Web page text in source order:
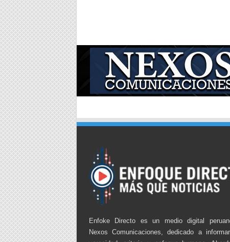
Enfoke Directo es un medio digital
Nexos Comunicaciones, dedicado a